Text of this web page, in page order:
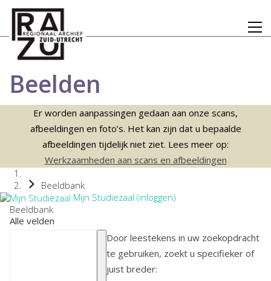
Beelden
Er worden aanpassingen gedaan aan onze scans,
afbeeldingen en foto’s. Het kan zijn dat u bepaalde
afbeeldingen tijdelijk niet ziet. Lees meer op:
Werkzaamheden aan scans en afbeeldingen
Beeldbank
Mijn Studiezaal (inloggen)
Beeldbank
Alle velden
Door leestekens in uw zoekopdracht
te gebruiken, zoekt u specifieker of
juist breder: